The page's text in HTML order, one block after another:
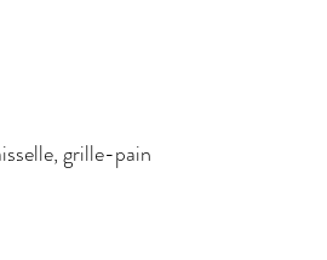
grille-pain